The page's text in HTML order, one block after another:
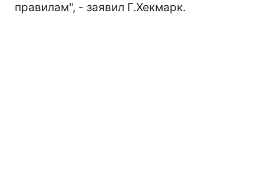
правилам", - заявил Г.Хекмарк.